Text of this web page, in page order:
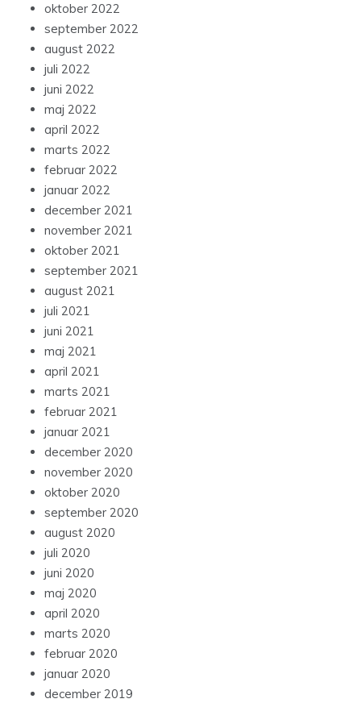
oktober 2022
september 2022
august 2022
juli 2022
juni 2022
maj 2022
april 2022
marts 2022
februar 2022
januar 2022
december 2021
november 2021
oktober 2021
september 2021
august 2021
juli 2021
juni 2021
maj 2021
april 2021
marts 2021
februar 2021
januar 2021
december 2020
november 2020
oktober 2020
september 2020
august 2020
juli 2020
juni 2020
maj 2020
april 2020
marts 2020
februar 2020
januar 2020
december 2019